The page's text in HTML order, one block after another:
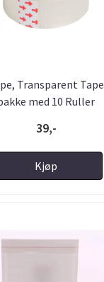
Transparent Tape
med 10 Ruller
39,-
Kjøp